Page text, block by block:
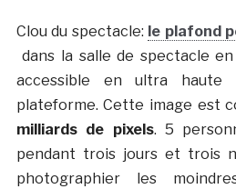
Clou du spectacle: le plafond
dans la salle de spectacle
accessible en ultra haute
plateforme. Cette image est
milliards de pixels. 5
pendant trois jours et trois
photographier les